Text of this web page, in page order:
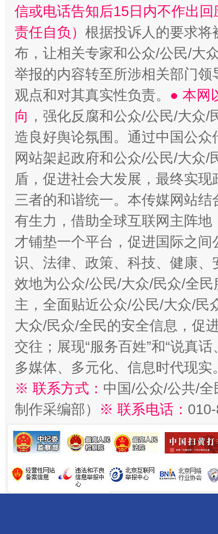
信或电话告知后15日内不作出
责任自负） 根据投诉人的要求将
布，让相关专家和公众/公民/大
举报的内容转至所涉相关部门
观点和对其真实性负责。 ● 本网
向 ，强化反腐和公众/公民/大众
造良好舆论氛围。通过中国公
网站架起政府和公众/公民/大众
盾，促进社会大发展，最终实
三者的和谐统一。本传媒网站
有生力，借助全球互联网主阵
才铺垫一个平台，促进国际之
识、法律、政策、科技、健康
效地为公众/公民/大众/民众/全
主，全面贴近公众/公民/大众/民
大众/民众/全民的安全信息，促
交往；展现“服务百姓”和“说真
多媒体、多元化、信息时代现实
※ 联系方式： 中国/公众/公共/
制作采编部）
※ 联系电话：